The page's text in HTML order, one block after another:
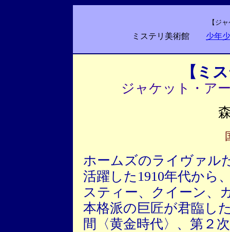
【ジ
ミステリ美術館 少年
【ミ
ジャケット・ア
ホームズのライヴァル
活躍した1910年代から
スティー、クイーン、
本格派の巨匠が君臨し
間〈黄金時代〉、第２